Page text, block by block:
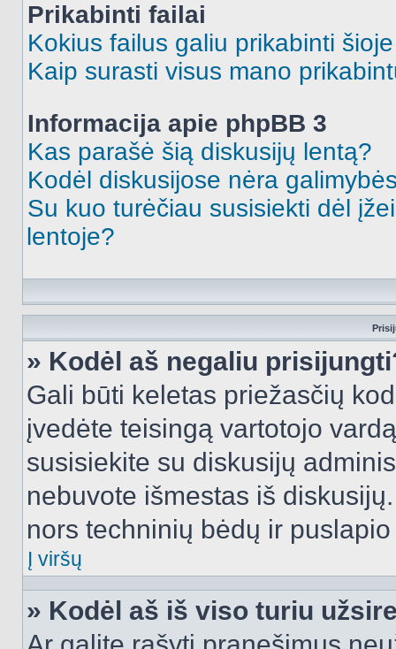
Prikabinti failai
Kokius failus galiu prikabinti
Kaip surasti visus mano
Informacija apie phpBB 3
Kas parašė šią diskusijų lentą?
Kodėl diskusijose nėra
Su kuo turėčiau susisiekti dėl
lentoje?
» Kodėl aš negaliu
Gali būti keletas priežasčių
įvedėte teisingą vartotojo
susisiekite su diskusijų
nebuvote išmestas iš
nors techninių bėdų ir
Į viršų
» Kodėl aš iš viso turiu